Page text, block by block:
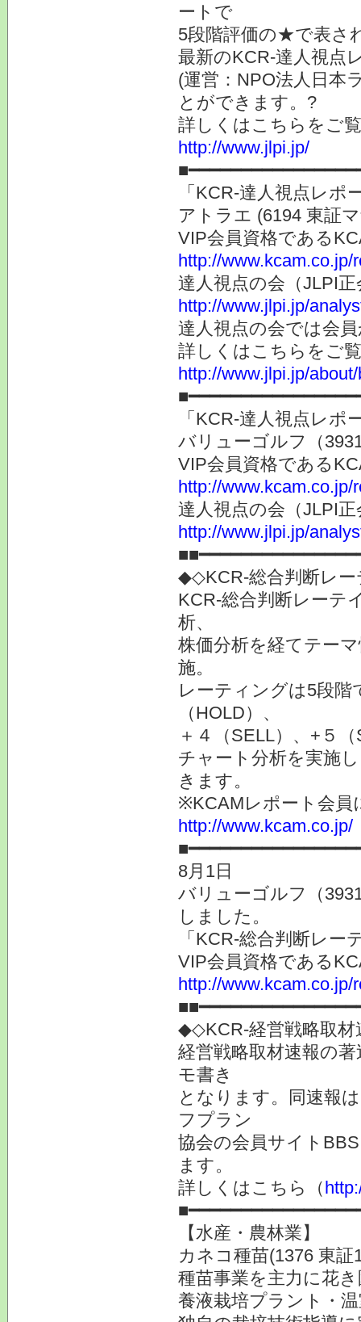
ートで
5段階評価の★で表さ
最新のKCR-達人視点
(運営：NPO法人日本
とができます。?
詳しくはこちらをご
http://www.jlpi.jp/
「KCR-達人視点レ
アトラエ (6194 東証
VIP会員資格である
http://www.kcam.co.jp/
達人視点の会（JLPI
http://www.jlpi.jp/
達人視点の会では会
詳しくはこちらをご
http://www.jlpi.jp/
「KCR-達人視点レ
バリューゴルフ（
VIP会員資格である
http://www.kcam.co.jp/
達人視点の会（JLPI
http://www.jlpi.jp/
◆◇KCR-総合判断レ
KCR-総合判断レーテ
析、
株価分析を経てテー
施。
レーティングは5段階
（HOLD）、
＋４（SELL）、+５
チャート分析を実施
きます。
※KCAMレポート会員
http://www.kcam.co.jp/
8月1日
バリューゴルフ（
しました。
「KCR-総合判断レ
VIP会員資格である
http://www.kcam.co.jp/
◆◇KCR-経営戦略取
経営戦略取材速報の
モ書き
となります。同速報
フプラン
協会の会員サイト
ます。
詳しくはこちら（
【水産・農林業】
カネコ種苗(1376 東証
種苗事業を主力に花
養液栽培プラント・